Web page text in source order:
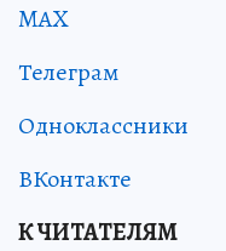
MAX
Телеграм
Одноклассники
ВКонтакте
К ЧИТАТЕЛЯМ